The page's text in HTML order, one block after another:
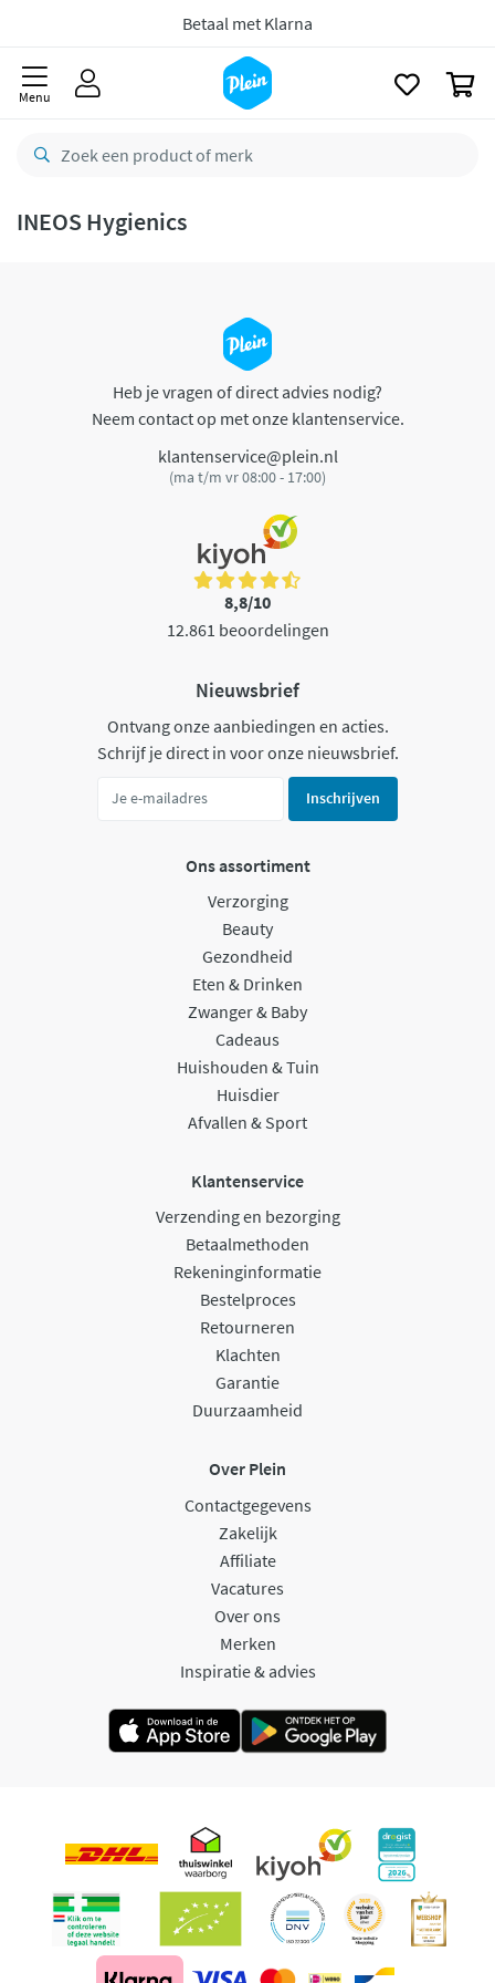
Betaal met Klarna
Menu
INEOS Hygienics
Heb je vragen of direct advies nodig?
Neem contact op met onze klantenservice.
klantenservice@plein.nl
(ma t/m vr 08:00 - 17:00)
8,8/10
12.861 beoordelingen
Nieuwsbrief
Ontvang onze aanbiedingen en acties.
Schrijf je direct in voor onze nieuwsbrief.
Inschrijven
Ons assortiment
Verzorging
Beauty
Gezondheid
Eten & Drinken
Zwanger & Baby
Cadeaus
Huishouden & Tuin
Huisdier
Afvallen & Sport
Klantenservice
Verzending en bezorging
Betaalmethoden
Rekeninginformatie
Bestelproces
Retourneren
Klachten
Garantie
Duurzaamheid
Over Plein
Contactgegevens
Zakelijk
Affiliate
Vacatures
Over ons
Merken
Inspiratie & advies